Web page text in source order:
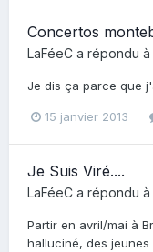
Concertos
LaFéeC a répondu
Je dis ça parce que
15 janvier 2013
Je Suis Viré....
LaFéeC a répondu
Partir en avril/mai à
halluciné, des